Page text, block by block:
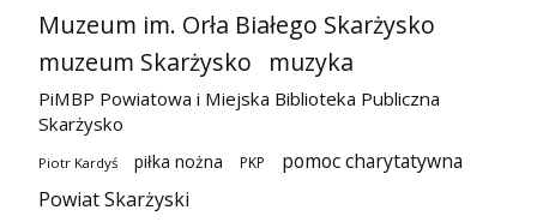
Muzeum im. Orła Białego Skarżysko
muzeum Skarżysko
muzyka
PiMBP Powiatowa i Miejska Biblioteka Publiczna
Skarżysko
Piotr Kardyś piłka nożna PKP
pomoc charytatywna
Powiat Skarżyski